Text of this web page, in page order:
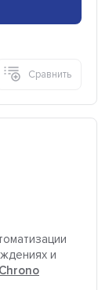
Сравнить
и